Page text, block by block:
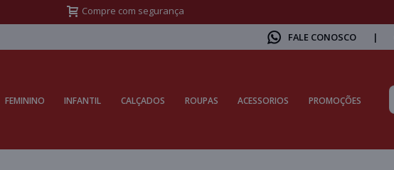
Frete Grátis Sul acima de R$399,99 e Sudeste acima de R$499,99
FALE CONOSCO |
FEMININO INFANTIL CALÇADOS ROUPAS ACESSORIOS PROMOÇÕES